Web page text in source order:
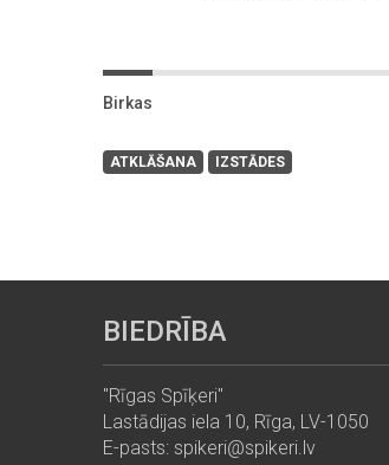
Birkas
ATKLĀŠANA IZSTĀDES
BIEDRĪBA
"Rīgas Spīķeri"
Lastādijas iela 10, Rīga, LV-1050
E-pasts: spikeri@spikeri.lv